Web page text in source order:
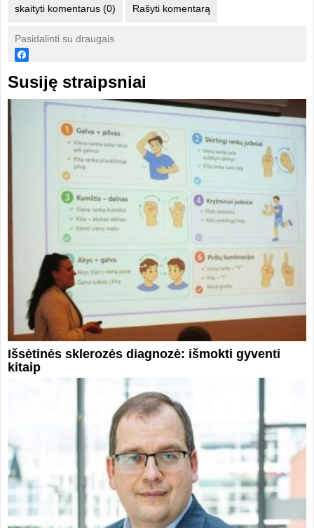
skaityti komentarus (0) Rašyti komentarą
Pasidalinti su draugais
Susiję straipsniai
Išsėtinės sklerozės diagnozė: išmokti gyventi
kitaip